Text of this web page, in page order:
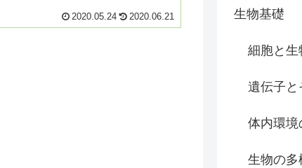
い。 ①ある生物の細胞1個には、
5.0×1...
2020.05.24 2020.06.21 生物基礎
細胞と生
遺伝子と
体内環境
生物の多